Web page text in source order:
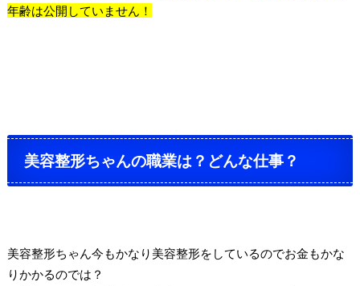
年齢は公開していません！
美容整形ちゃんの職業は？どんな仕事？
美容整形ちゃん今もかなり美容整形をしているのでお金もかな
りかかるのでは？